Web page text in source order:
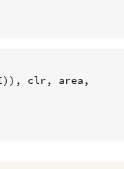
)), clr , area